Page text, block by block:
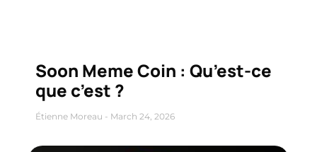
Soon Meme Coin : Qu’est-ce
que c’est ?
Étienne Moreau March 24, 2026